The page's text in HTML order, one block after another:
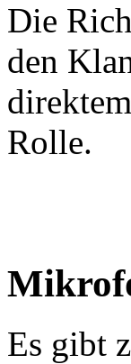
Die
den
Rolle.
Es gibt